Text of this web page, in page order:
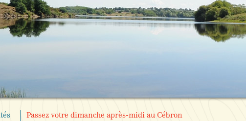
Passez votre dimanche après-midi au Cébron